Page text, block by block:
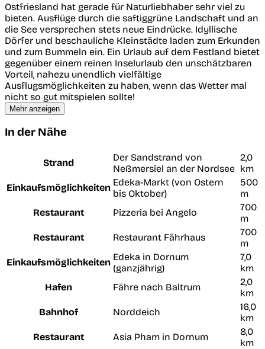
Ostfriesland hat gerade für Naturliebhaber sehr viel zu
bieten. Ausflüge durch die saftiggrüne Landschaft und an
die See versprechen stets neue Eindrücke. Idyllische
Dörfer und beschauliche Kleinstädte laden zum Erkunden
und zum Bummeln ein. Ein Urlaub auf dem Festland bietet
gegenüber einem reinen Inselurlaub den unschätzbaren
Vorteil, nahezu unendlich vielfältige
Ausflugsmöglichkeiten zu haben, wenn das Wetter mal
nicht so gut mitspielen sollte!
Mehr anzeigen
In der Nähe
Strand
Der Sandstrand von
Neßmersiel an der Nordsee
2,0
km
Einkaufsmöglichkeiten Edeka-Markt (von Ostern
bis Oktober)
500
m
Restaurant
Pizzeria bei Angelo
700
m
Restaurant
Restaurant Fährhaus
700
m
Einkaufsmöglichkeiten Edeka in Dornum
(ganzjährig)
7,0
km
Hafen
Fähre nach Baltrum
2,0
km
Bahnhof
Norddeich
16,0
km
Restaurant
Asia Pham in Dornum
8,0
km